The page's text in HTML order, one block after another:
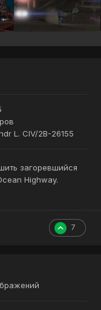
L. CIV/2B-26155
загоревшийся
Highway.
7